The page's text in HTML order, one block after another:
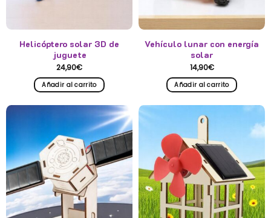
Helicóptero solar 3D de
juguete
24,90€
Añadir al carrito
Vehículo lunar con energía
solar
14,90€
Añadir al carrito